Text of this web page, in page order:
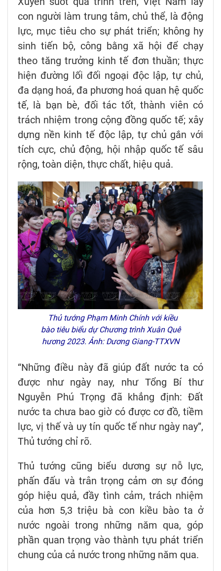
con người làm trung tâm, chủ thể, là động
lực, mục tiêu cho sự phát triển; không hy
sinh tiến bộ, công bằng xã hội để chạy
theo tăng trưởng kinh tế đơn thuần; thực
hiện đường lối đối ngoại độc lập, tự chủ,
đa dạng hoá, đa phương hoá quan hệ quốc
tế, là bạn bè, đối tác tốt, thành viên có
trách nhiệm trong cộng đồng quốc tế; xây
dựng nền kinh tế độc lập, tự chủ gắn với
tích cực, chủ động, hội nhập quốc tế sâu
rộng, toàn diện, thực chất, hiệu quả.
Thủ tướng Phạm Minh Chính với kiều
bào tiêu biểu dự Chương trình Xuân Quê
hương 2023. Ảnh: Dương Giang-TTXVN
“Những điều này đã giúp đất nước ta có
được như ngày nay, như Tổng Bí thư
Nguyễn Phú Trọng đã khẳng định: Đất
nước ta chưa bao giờ có được cơ đồ, tiềm
lực, vị thế và uy tín quốc tế như ngày nay”,
Thủ tướng chỉ rõ.
Thủ tướng cũng biểu dương sự nỗ lực,
phấn đấu và trân trọng cảm ơn sự đóng
góp hiệu quả, đầy tình cảm, trách nhiệm
của hơn 5,3 triệu bà con kiều bào ta ở
nước ngoài trong những năm qua, góp
phần quan trọng vào thành tựu phát triển
chung của cả nước trong những năm qua.